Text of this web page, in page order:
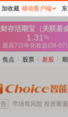
焦点 股票 新股
加收藏 移动客户端